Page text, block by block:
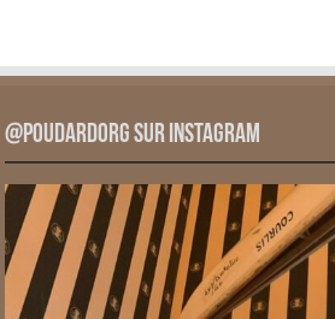
@PoudardOrg sur Instagram